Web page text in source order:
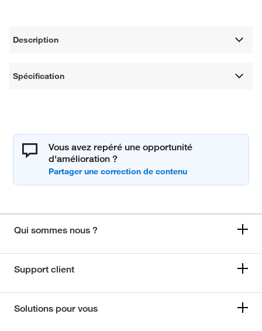
Description
Spécification
Vous avez repéré une opportunité
d'amélioration ?
Qui sommes nous ?
Support client
Solutions pour vous